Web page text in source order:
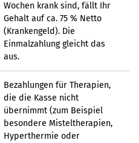
Wochen krank sind, fällt Ihr
Gehalt auf ca. 75 % Netto
(Krankengeld). Die
Einmalzahlung gleicht das
aus.
Bezahlungen für Therapien,
die die Kasse nicht
übernimmt (zum Beispiel
besondere Misteltherapien,
Hyperthermie oder